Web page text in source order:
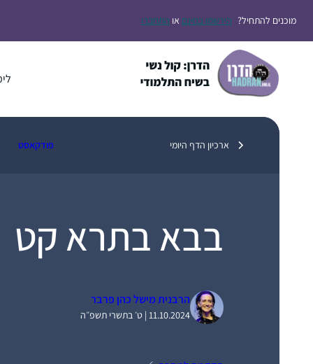
לתוכןמוכנים להתחיל? הירשמו בחינם או התחברו
ארכיון הדף היומי פודקאסט
בבא בתרא קט
הרבנית מישל כהן פרבר
11.10.2024 | ט׳ בתשרי תשפ״ה